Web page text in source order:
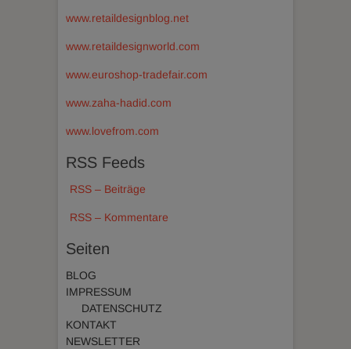
www.retaildesignblog.net
www.retaildesignworld.com
www.euroshop-tradefair.com
www.zaha-hadid.com
www.lovefrom.com
RSS Feeds
RSS – Beiträge
RSS – Kommentare
Seiten
BLOG
IMPRESSUM
DATENSCHUTZ
KONTAKT
NEWSLETTER